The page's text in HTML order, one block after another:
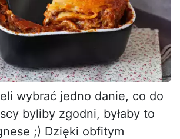
wybrać jedno danie, co do
byliby zgodni, byłaby to
;) Dzięki obfitym